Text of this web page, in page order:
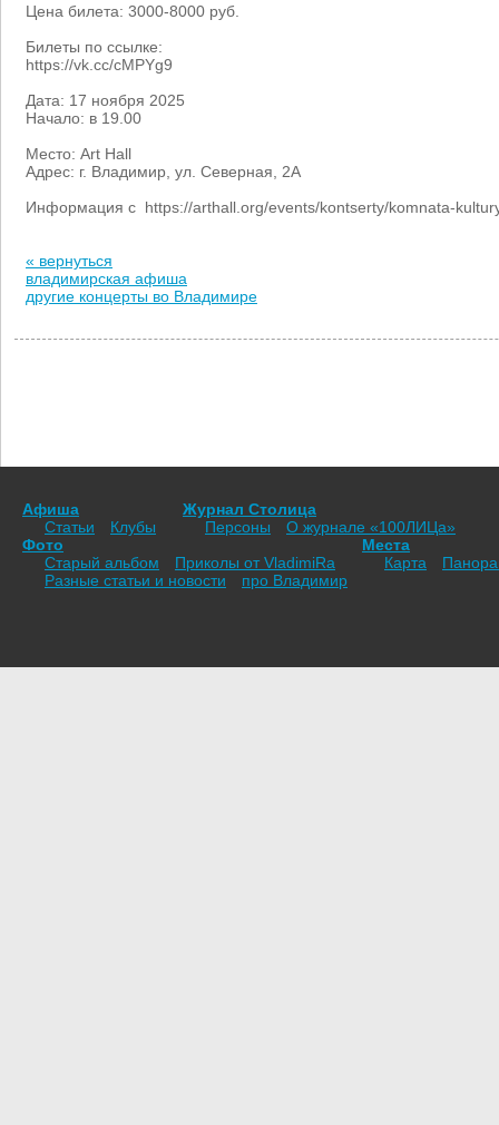
Цена билета: 3000-8000 руб.
Билеты по ссылке:
https://vk.cc/cMPYg9
Дата: 17 ноября 2025
Начало: в 19.00
Место: Art Hall
Адрес: г. Владимир, ул. Северная, 2А
Информация с https://arthall.org/events/kontserty/komnata-
« вернуться
владимирская афиша
другие концерты во Владимире
Афиша
Статьи
Клубы
Журнал Столица
Персоны
О журнале «100ЛИЦа»
Фото
Старый альбом
Приколы от VladimiRа
Места
Карта
Разные статьи и новости
про Владимир